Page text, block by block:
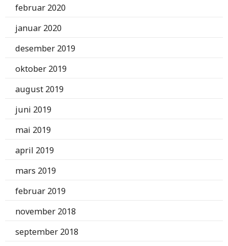
februar 2020
januar 2020
desember 2019
oktober 2019
august 2019
juni 2019
mai 2019
april 2019
mars 2019
februar 2019
november 2018
september 2018